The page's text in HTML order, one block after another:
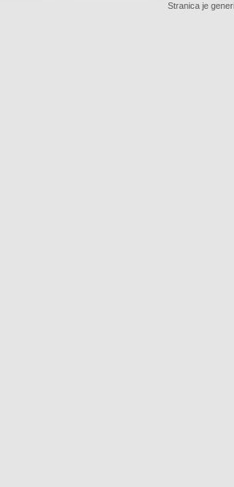
Stranica je